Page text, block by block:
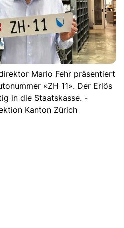
Mario Fehr präsentiert
«ZH 11». Der Erlös
in die Staatskasse. -
Kanton Zürich